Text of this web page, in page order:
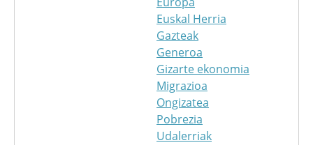
Euskal Herria
Gazteak
Generoa
Gizarte ekonomia
Migrazioa
Ongizatea
Pobrezia
Udalerriak